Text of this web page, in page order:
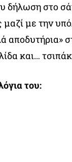
δήλωση στο
με την
αποδυτήρια»
και…
του: